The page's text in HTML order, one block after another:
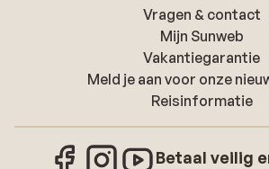
Vragen & contact
Mijn Sunweb
Vakantiegarantie
Meld je aan voor onze
Reisinformatie
Betaal veilig